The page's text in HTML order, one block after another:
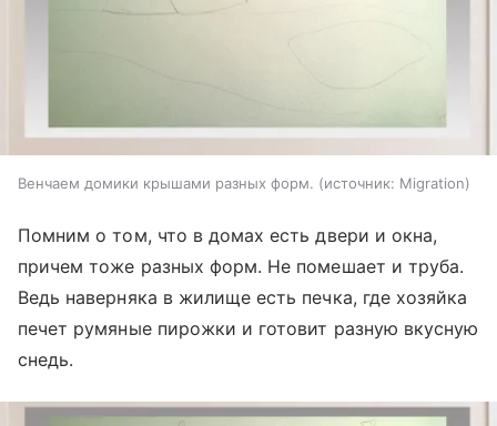
Венчаем домики крышами разных форм. источник: Migration
Помним о том, что в домах есть двери и окна,
причем тоже разных форм. Не помешает и труба.
Ведь наверняка в жилище есть печка, где хозяйка
печет румяные пирожки и готовит разную вкусную
снедь.